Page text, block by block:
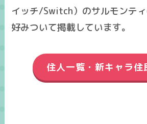
イッチ/Switch）のサルモンテ
好みついて掲載しています。
住人一覧・新キャラ住